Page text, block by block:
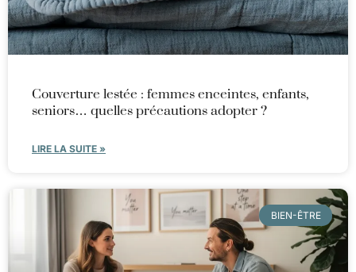
Couverture lestée : femmes enceintes, enfants,
seniors… quelles précautions adopter ?
LIRE LA SUITE »
BIEN-ÊTRE